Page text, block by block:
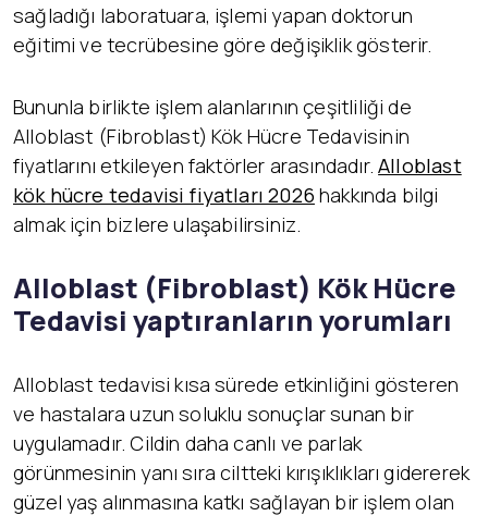
sağladığı laboratuara, işlemi yapan doktorun
eğitimi ve tecrübesine göre değişiklik gösterir.
Bununla birlikte işlem alanlarının çeşitliliği de
Alloblast (Fibroblast) Kök Hücre Tedavisinin
fiyatlarını etkileyen faktörler arasındadır.Alloblast
kök hücre tedavisi fiyatları 2026 hakkında bilgi
almak için bizlere ulaşabilirsiniz.
Alloblast (Fibroblast) Kök Hücre
Tedavisi yaptıranların yorumları
Alloblast tedavisi kısa sürede etkinliğini gösteren
ve hastalara uzun soluklu sonuçlar sunan bir
uygulamadır. Cildin daha canlı ve parlak
görünmesinin yanı sıra ciltteki kırışıklıkları gidererek
güzel yaş alınmasına katkı sağlayan bir işlem olan